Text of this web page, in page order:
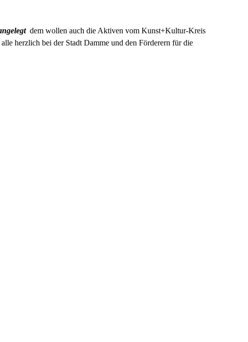
 dem wollen auch die Aktiven vom Kunst+Kultur-Kreis
herzlich bei der Stadt Damme und den Förderern für die